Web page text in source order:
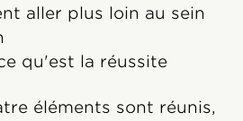
aller plus loin au sein
qu'est la réussite
éléments sont réunis,